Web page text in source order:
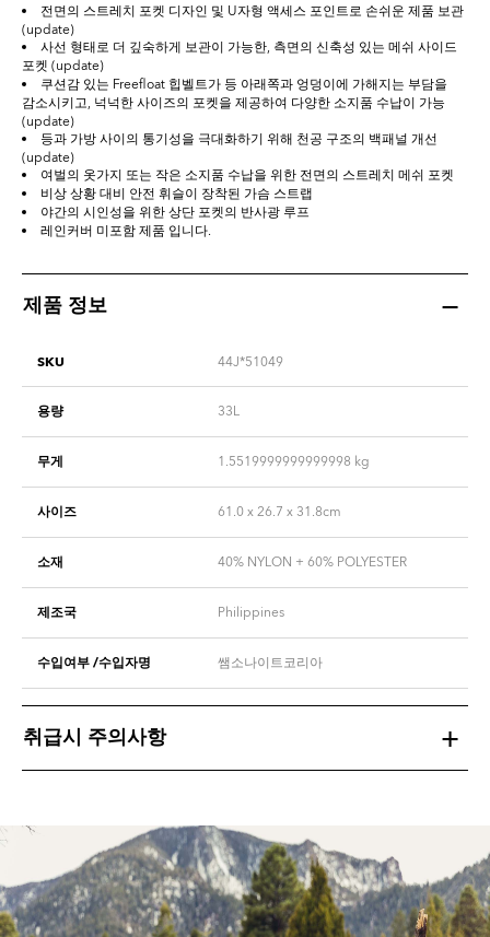
전면의 스트레치 포켓 디자인 및 U자형 액세스 포인트로 손쉬운 제품 보관
(update)
사선 형태로 더 깊숙하게 보관이 가능한, 측면의 신축성 있는 메쉬 사이드
포켓 (update)
쿠션감 있는 Freefloat 힙벨트가 등 아래쪽과 엉덩이에 가해지는 부담을
감소시키고, 넉넉한 사이즈의 포켓을 제공하여 다양한 소지품 수납이 가능
(update)
등과 가방 사이의 통기성을 극대화하기 위해 천공 구조의 백패널 개선
(update)
여벌의 옷가지 또는 작은 소지품 수납을 위한 전면의 스트레치 메쉬 포켓
비상 상황 대비 안전 휘슬이 장착된 가슴 스트랩
야간의 시인성을 위한 상단 포켓의 반사광 루프
레인커버 미포함 제품 입니다.
제품 정보
SKU 44J*51049
용량 33L
무게 1.5519999999999998 kg
사이즈 61.0 x 26.7 x 31.8cm
소재 40% NYLON + 60% POLYESTER
제조국 Philippines
수입여부 /수입자명 쌤소나이트코리아
취급시 주의사항